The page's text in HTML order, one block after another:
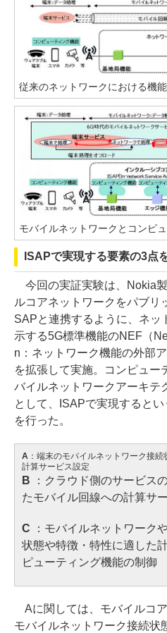
従来のネットワークにおける機
モバイルネットワークとコンピ
ISAPで実現する要素の3点
今回の実証実験は、Nokia
ルコアネットワークをパブリ
SAPと連携するように、ネッ
示する5G標準機能のNEF（
n：ネットワーク機能の外部
を拡張して実施。コンピュー
バイルネットワークアーキテ
として、ISAPで実現すると
を行った。
A ：端末のモバイルネットワーク接
計算サービス設定
B
：クラウド側のサービス
たモバイル回線への計算サ
C
：モバイルネットワーク
状態や特徴・特性に適した
ピューティング機能の制御
Aに関しては、モバイルコ
モバイルネットワーク接続状